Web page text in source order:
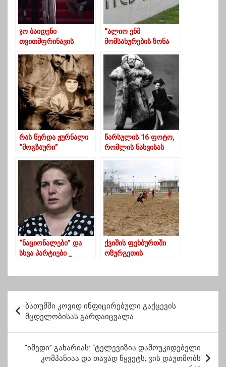
ჯო ბაიდენი
თვითმფრინავის
წაიქცა
“ალიო ენმ
მომსახურების ზონა
რას წერდა ჟურნალი
“მოგზაური”
წარსულის 16 ფოტო,
რომლის ნახვისას
გაგიხარდებათ რომ
თანამედროვე
სამყაროში ცხოვრობთ
“ნაციონალები” და
სხვა პარტიები _
ცნობილია
(ექსკლუზივი)
ქვიშის ფეხბურთში
ოზურგეთის
ო
ს
ბათუმში კოვიდ ინფიცირებული გაქცევის
მცდელობისას გარდაიცვალა
“იმედი” გახარიას: “ტელევიზია დამოუკიდებელი
კომპანიაა და თავად წყვეტს, ვის დაუთმობს